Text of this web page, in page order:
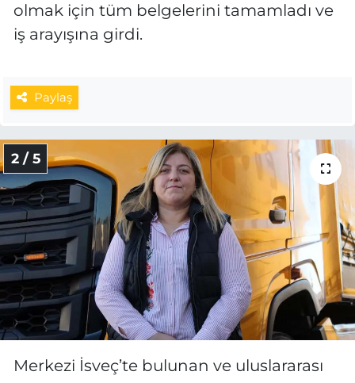
olmak için tüm belgelerini tamamladı ve
iş arayışına girdi.
Paylaş
2 / 5
Merkezi İsveç’te bulunan ve uluslararası